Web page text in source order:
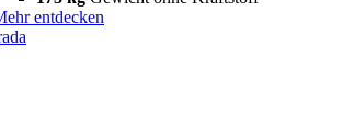
entdecken